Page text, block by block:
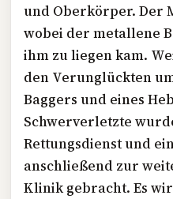
und Oberkörper. Der
wobei der metallene
ihm zu liegen kam.
den Verunglückten
Baggers und eines
Schwerverletzte
Rettungsdienst und
anschließend zur
Klinik gebracht. Es